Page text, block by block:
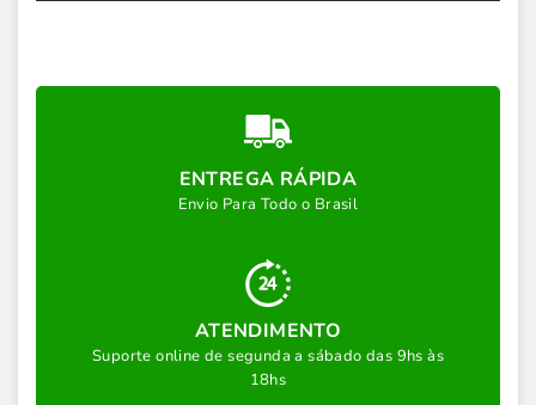
ENTREGA RÁPIDA
Envio Para Todo o Brasil
ATENDIMENTO
Suporte online de segunda a sábado das 9hs às
18hs